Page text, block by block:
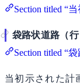
Section titled “
袋路状道路（
Section titled “
当初示された計